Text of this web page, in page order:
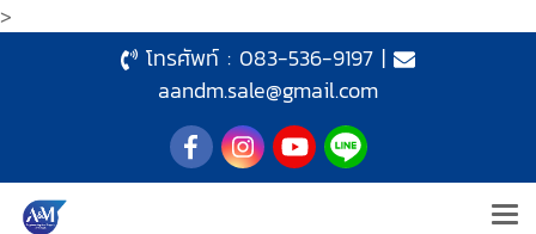
>
โทรศัพท์ : 083-536-9197|
aandm.sale@gmail.com